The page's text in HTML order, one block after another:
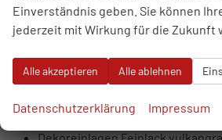
Audi Phone Box light
Audi pre sense front
Bordliteratur auf Deutsch
Digitale Instrumententafel
Einverständnis geben. Sie können
jederzeit mit Wirkung für die Zukunft
Alle akzeptieren Alle ablehnen
Datenschutzerklärung Impressum